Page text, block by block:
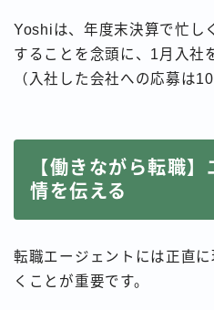
Yoshiは、年度末決算で忙し
することを念頭に、1月入社
（入社した会社への応募は
【働きながら転職
情を伝える
転職エージェントには正直
くことが重要です。